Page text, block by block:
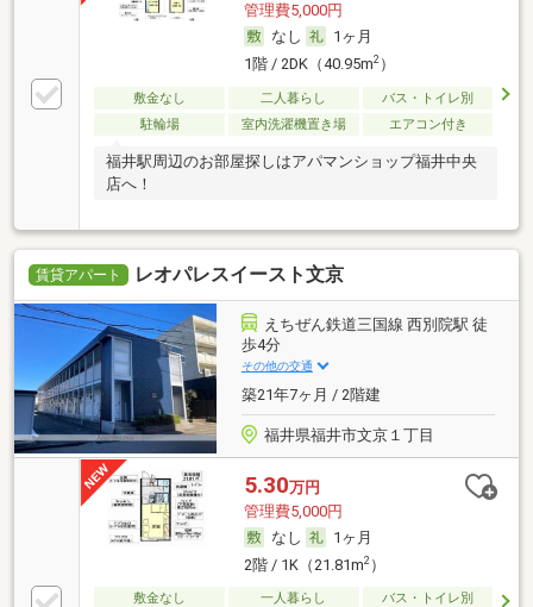
管理費5,000円
なし
1ヶ月
1階 / 2DK（40.95m2）
敷金なし 二人暮らし
バス・トイレ別
駐輪場
室内洗濯機置き場 エアコン付き
福井駅周辺のお部屋探しはアパマンショップ福井中央
店へ！
賃貸アパート レオパレスイースト文京
えちぜん鉄道三国線 西別院駅 徒
歩4分
その他の交通
築21年7ヶ月 / 2階建
福井県福井市文京１丁目
5.30万円
管理費5,000円
なし
1ヶ月
2階 / 1K（21.81m2）
敷金なし 一人暮らし バス・トイレ別